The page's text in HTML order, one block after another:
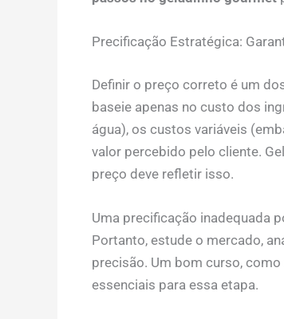
Precificação Estratégica:
Definir o preço correto é um
baseie apenas no custo dos
água), os custos variáveis
valor percebido pelo cliente.
preço deve refletir isso.
Uma precificação inadequada
Portanto, estude o mercado,
precisão. Um bom curso, como
essenciais para essa etapa.